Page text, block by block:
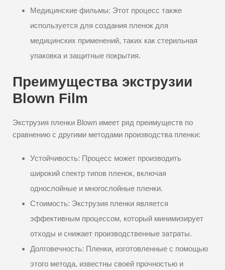
Медицинские фильмы: Этот процесс также
используется для создания пленок для
медицинских применений, таких как стерильная
упаковка и защитные покрытия.
Преимущества экструзии
Blown Film
Экструзия пленки Blown имеет ряд преимуществ по
сравнению с другими методами производства пленки:
Устойчивость: Процесс может производить
широкий спектр типов пленок, включая
однослойные и многослойные пленки.
Стоимость: Экструзия пленки является
эффективным процессом, который минимизирует
отходы и снижает производственные затраты.
Долговечность: Пленки, изготовленные с помощью
этого метода, известны своей прочностью и